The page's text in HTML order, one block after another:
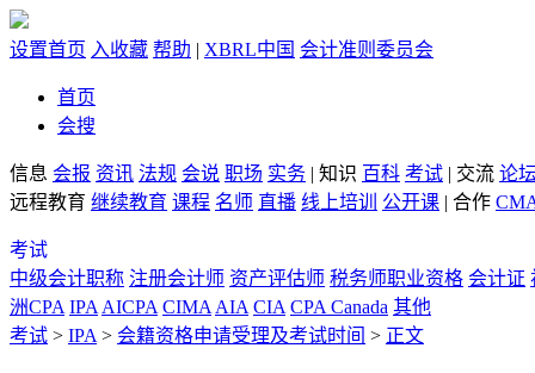
设置首页 入收藏 帮助 | XBRL中国 会计准则委员会
首页
会搜
信息 会报 资讯 法规 会说 职场 实务 | 知识 百科 考试 | 交流 论
远程教育 继续教育 课程 名师 直播 线上培训 公开课 | 合作
考试
中级会计职称 注册会计师 资产评估师 税务师职业资格 会计证
洲CPA IPA AICPA CIMA AIA CIA CPA Canada 其他
考试 > IPA > 会籍资格申请受理及考试时间 > 正文